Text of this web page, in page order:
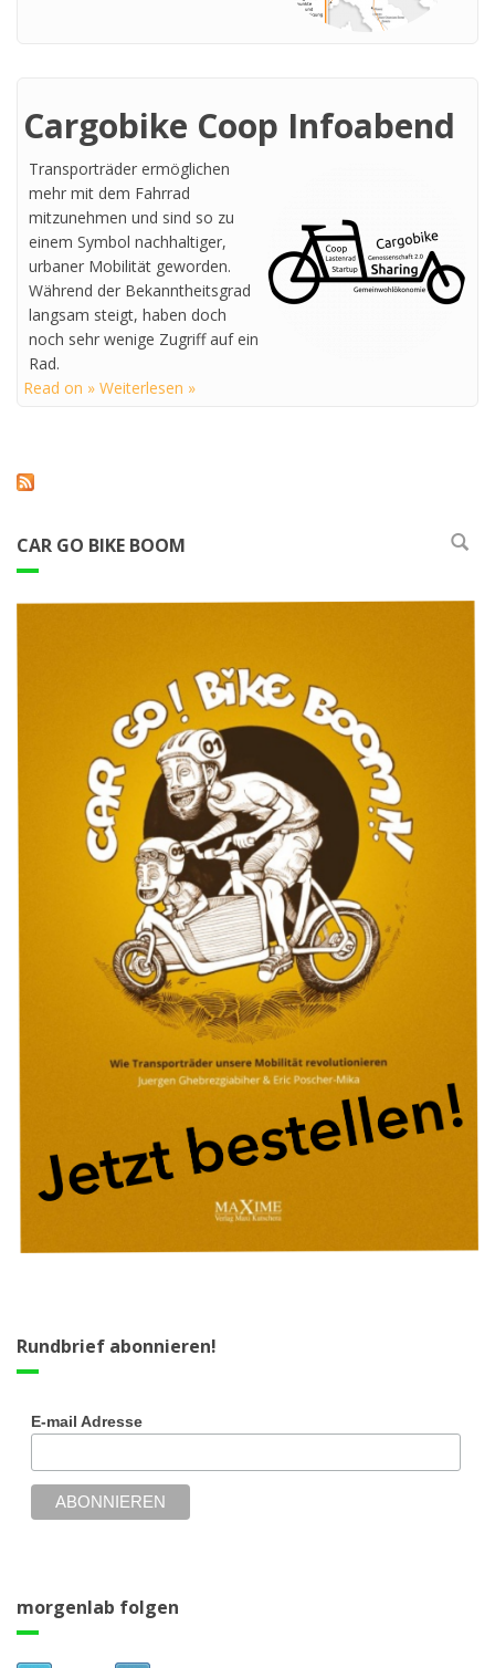
Cargobike Coop Infoabend
Transporträder ermöglichen
mehr mit dem Fahrrad
mitzunehmen und sind so zu
einem Symbol nachhaltiger,
urbaner Mobilität geworden.
Während der Bekanntheitsgrad
langsam steigt, haben doch
noch sehr wenige Zugriff auf ein
Rad.
Read on » Weiterlesen »
CAR GO BIKE BOOM
Rundbrief abonnieren!
E-mail Adresse
morgenlab folgen